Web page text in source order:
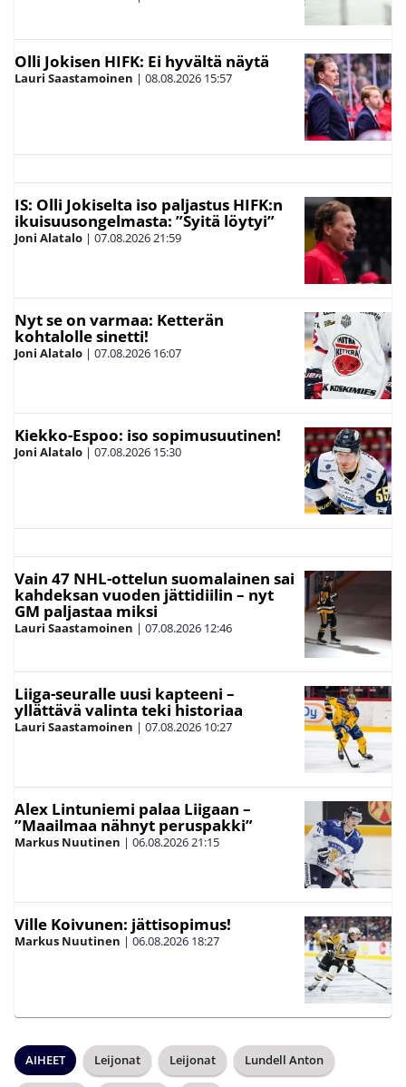
Olli Jokisen HIFK: Ei hyvältä näytä
Lauri Saastamoinen | 08.08.2026 15:57
IS: Olli Jokiselta iso paljastus HIFK:n
ikuisuusongelmasta: ”Syitä löytyi”
Joni Alatalo | 07.08.202621:59
Nyt se on varmaa: Ketterän
kohtalolle sinetti!
Joni Alatalo | 07.08.2026 16:07
Kiekko-Espoo: iso sopimusuutinen!
Joni Alatalo | 07.08.2026 15:30
Vain 47 NHL-ottelun suomalainen sai
kahdeksan vuoden jättidiilin – nyt
GM paljastaa miksi
Lauri Saastamoinen | 07.08.2026 12:46
Liiga-seuralle uusi kapteeni –
yllättävä valinta teki historiaa
Lauri Saastamoinen | 07.08.2026 10:27
Alex Lintuniemi palaa Liigaan –
”Maailmaa nähnyt peruspakki”
Markus Nuutinen | 06.08.202621:15
Ville Koivunen: jättisopimus!
Markus Nuutinen | 06.08.2026 18:27
AIHEET Leijonat Leijonat Lundell Anton